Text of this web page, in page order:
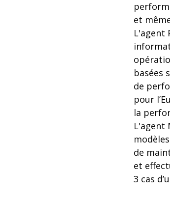
et
L'agent
basées
de
pour
la
L'agent
de
et
3 cas